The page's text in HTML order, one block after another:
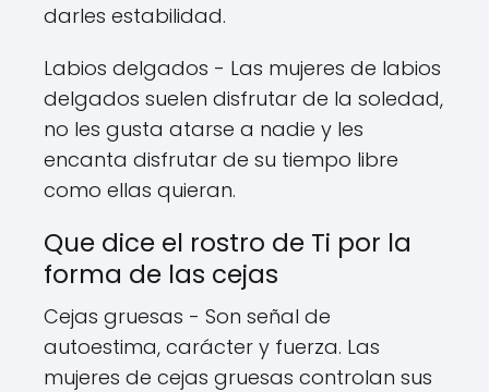
darles estabilidad.
Labios delgados - Las mujeres de labios
delgados suelen disfrutar de la soledad,
no les gusta atarse a nadie y les
encanta disfrutar de su tiempo libre
como ellas quieran.
Que dice el rostro de Ti por la
forma de las cejas
Cejas gruesas - Son señal de
autoestima, carácter y fuerza. Las
mujeres de cejas gruesas controlan sus